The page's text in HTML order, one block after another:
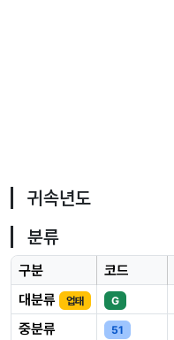
귀속년도
분류
구분 코드
대분류
업태 G
중분류
51